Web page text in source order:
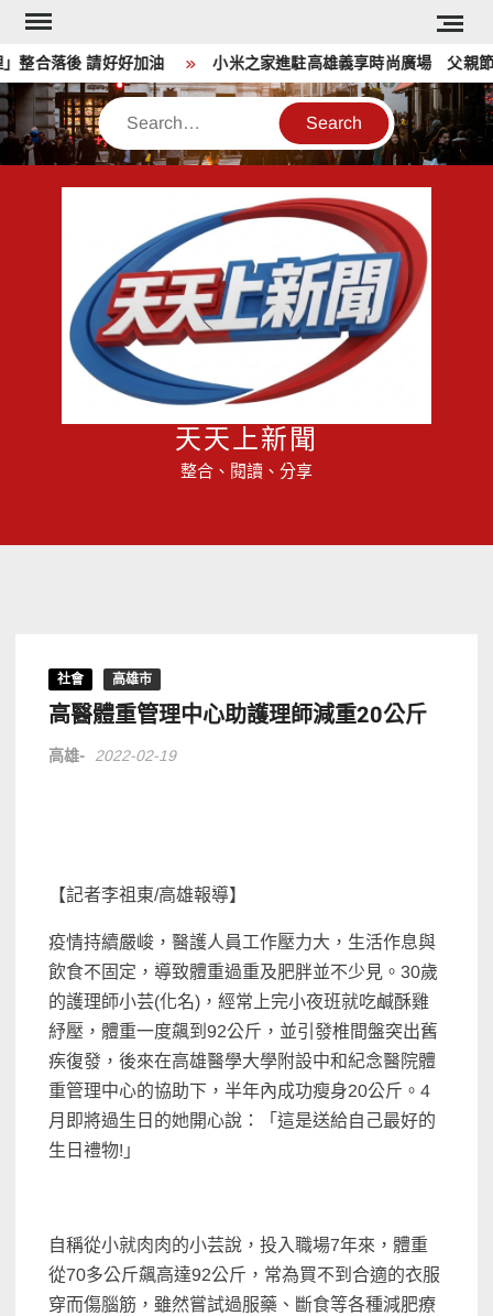
Skip
content
合落後 請好好加油 小米之家進駐高雄義享時尚廣場 父親節
Search
天天上新聞
整合、閱讀、分享
社會 高雄市
高醫體重管理中心助護理師減重20公斤
高雄- 2022-02-19
【記者李祖東/高雄報導】
疫情持續嚴峻，醫護人員工作壓力大，生活作息與
飲食不固定，導致體重過重及肥胖並不少見。30歲
的護理師小芸(化名)，經常上完小夜班就吃鹹酥雞
紓壓，體重一度飆到92公斤，並引發椎間盤突出舊
疾復發，後來在高雄醫學大學附設中和紀念醫院體
重管理中心的協助下，半年內成功瘦身20公斤。4
月即將過生日的她開心說：「這是送給自己最好的
生日禮物!」
自稱從小就肉肉的小芸說，投入職場7年來，體重
從70多公斤飆高達92公斤，常為買不到合適的衣服
穿而傷腦筋，雖然嘗試過服藥、斷食等各種減肥療